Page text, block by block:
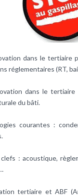
dans le tertiaire
réglementaires (RT,
dans le
du bâti.
courantes :
: acoustique,
tertiaire et ABF